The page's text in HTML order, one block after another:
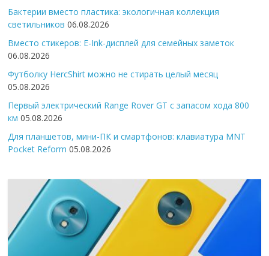
Бактерии вместо пластика: экологичная коллекция
светильников 06.08.2026
Вместо стикеров: E-Ink-дисплей для семейных заметок
06.08.2026
Футболку HercShirt можно не стирать целый месяц
05.08.2026
Первый электрический Range Rover GT с запасом хода 800
км 05.08.2026
Для планшетов, мини-ПК и смартфонов: клавиатура MNT
Pocket Reform 05.08.2026